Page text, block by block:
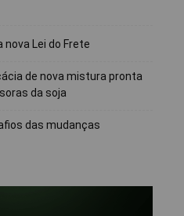
nova Lei do Frete
de nova mistura pronta
da soja
das mudanças